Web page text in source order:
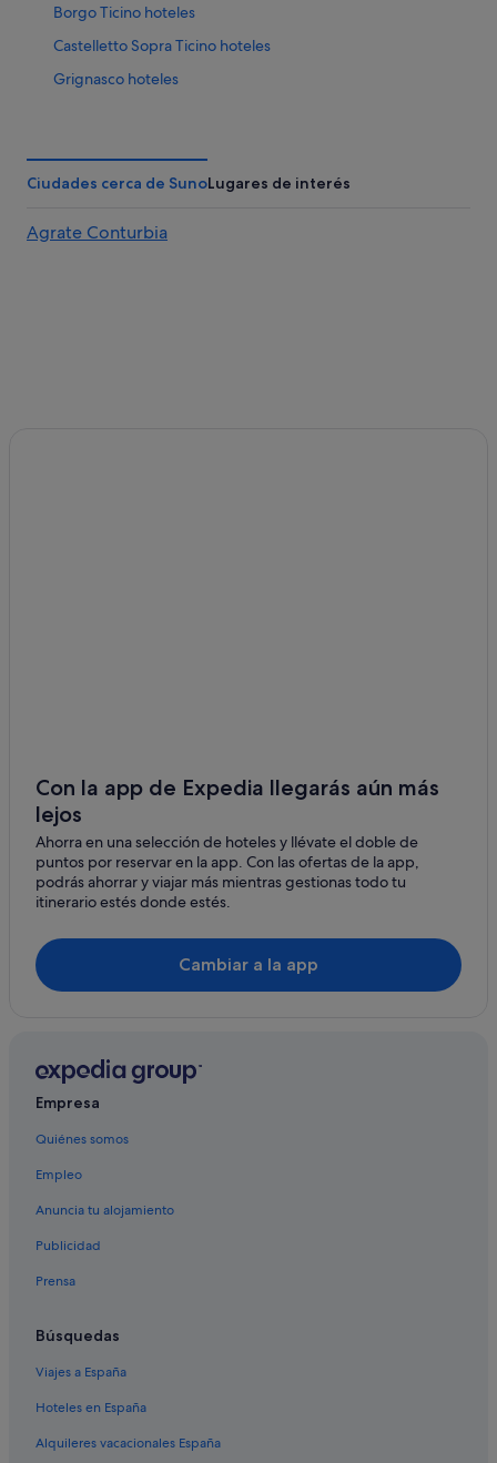
Borgo Ticino hoteles
Castelletto Sopra Ticino hoteles
Grignasco hoteles
Ameno hoteles
Gattinara hoteles
Oleggio Castello hoteles
Campings de caravanas en Castelletto Sopra Ticino
Serravalle Sesia hoteles
Roasio hoteles
Caltignaga hoteles
Gozzano hoteles
Hoteles cerca de Ayuntamiento de Arona
Suno hoteles
Oleggio hoteles
Ciudades cerca de SunoLugares de interés
Agrate Conturbia
Con la app de Expedia llegarás aún más
lejos
Ahorra en una selección de hoteles y llévate el doble de
puntos por reservar en la app. Con las ofertas de la app,
podrás ahorrar y viajar más mientras gestionas todo tu
itinerario estés donde estés.
Cambiar a la app
Empresa
Quiénes somos
Empleo
Anuncia tu alojamiento
Publicidad
Prensa
Búsquedas
Viajes a España
Hoteles en España
Alquileres vacacionales España